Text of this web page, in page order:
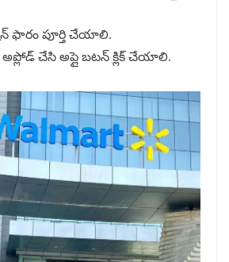
ఫారం పూర్తి చేయాలి.
చేసి అప్లై బటన్ క్లిక్ చేయాలి.